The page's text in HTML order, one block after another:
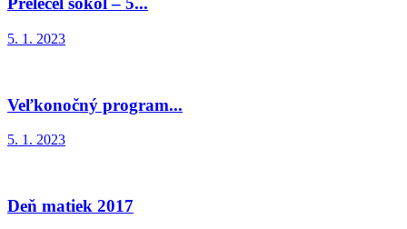
5. 1. 2023
Veľkonočný program...
5. 1. 2023
Deň matiek 2017